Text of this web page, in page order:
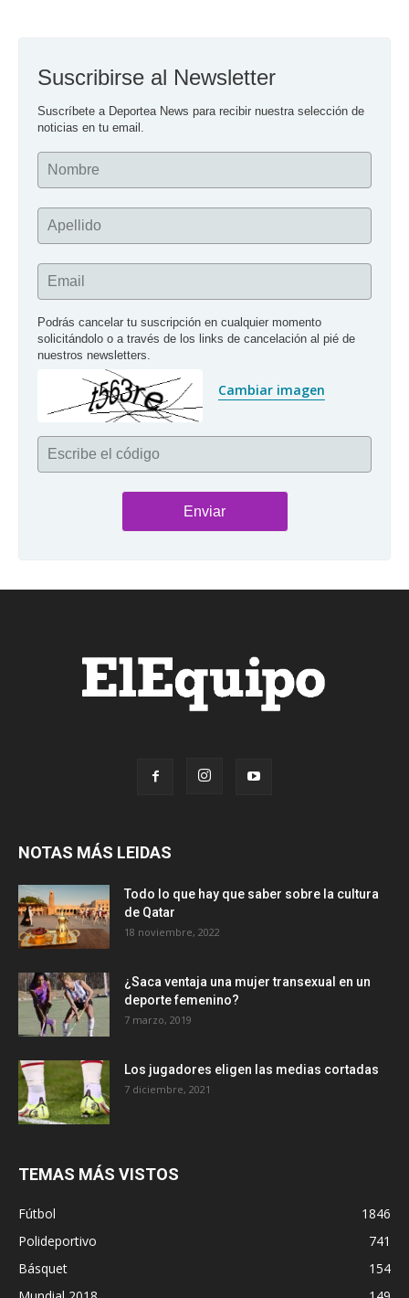
Suscribirse al Newsletter
Suscríbete a Deportea News para recibir nuestra selección de
noticias en tu email.
Nombre
Apellido
Email
Podrás cancelar tu suscripción en cualquier momento
solicitándolo o a través de los links de cancelación al pié de
nuestros newsletters.
Cambiar imagen
Escribe el código
NOTAS MÁS LEIDAS
Todo lo que hay que saber sobre la cultura
de Qatar
18 noviembre, 2022
¿Saca ventaja una mujer transexual en un
deporte femenino?
7 marzo, 2019
Los jugadores eligen las medias cortadas
7 diciembre, 2021
TEMAS MÁS VISTOS
Fútbol
1846
Polideportivo
741
Básquet
154